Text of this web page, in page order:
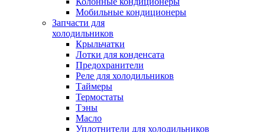
Мобильные кондиционеры
Запчасти для
холодильников
Крыльчатки
Лотки для конденсата
Предохранители
Реле для холодильников
Таймеры
Термостаты
Тэны
Масло
Уплотнители для холодильников